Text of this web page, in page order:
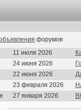
форумов
11 июля 2026
24 июня 2026
22 июня 2026
23 февраля 2026
27 января 2026